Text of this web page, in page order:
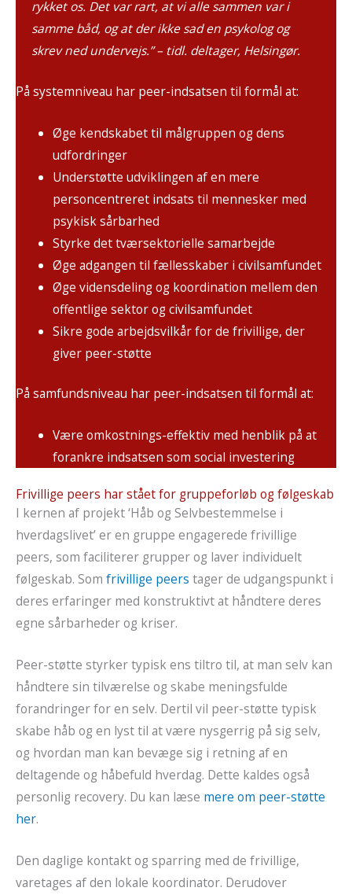
rykket os. Det var rart, at vi alle sammen var i
samme båd, og at der ikke sad en psykolog og
skrev ned undervejs.” – tidl. deltager, Helsingør.
På systemniveau har peer-indsatsen til formål at:
Øge kendskabet til målgruppen og dens
udfordringer
Understøtte udviklingen af en mere
personcentreret indsats til mennesker med
psykisk sårbarhed
Styrke det tværsektorielle samarbejde
Øge adgangen til fællesskaber i civilsamfundet
Øge vidensdeling og koordination mellem den
offentlige sektor og civilsamfundet
Sikre gode arbejdsvilkår for de frivillige, der
giver peer-støtte
På samfundsniveau har peer-indsatsen til formål at:
Være omkostnings-effektiv med henblik på at
forankre indsatsen som social investering
Frivillige peers har stået for gruppeforløb og følgeskab
I kernen af projekt ‘Håb og Selvbestemmelse i
hverdagslivet’ er en gruppe engagerede frivillige
peers, som faciliterer grupper og laver individuelt
følgeskab. Som frivillige peers tager de udgangspunkt i
deres erfaringer med konstruktivt at håndtere deres
egne sårbarheder og kriser.
Peer-støtte styrker typisk ens tiltro til, at man selv kan
håndtere sin tilværelse og skabe meningsfulde
forandringer for en selv. Dertil vil peer-støtte typisk
skabe håb og en lyst til at være nysgerrig på sig selv,
og hvordan man kan bevæge sig i retning af en
deltagende og håbefuld hverdag. Dette kaldes også
personlig recovery. Du kan læse mere om peer-støtte
her.
Den daglige kontakt og sparring med de frivillige,
varetages af den lokale koordinator. Derudover